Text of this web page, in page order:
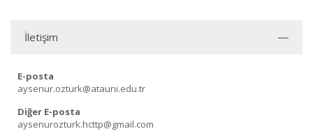
İletişim
E-posta
aysenur.ozturk@atauni.edu.tr
Diğer E-posta
aysenurozturk.hcttp@gmail.com